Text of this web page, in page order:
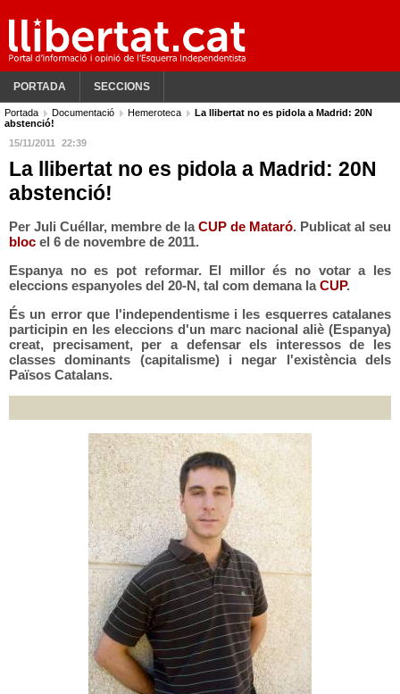
PORTADA SECCIONS
Portada Documentació Hemeroteca
La llibertat no es pidola a Madrid: 20N
abstenció!
15/11/2011
22:39
La llibertat no es pidola a Madrid: 20N
abstenció!
Per Juli Cuéllar, membre de laCUP de Mataró. Publicat al seu
bloc el 6 de novembre de 2011.
Espanya no es pot reformar. El millor és no votar a les
eleccions espanyoles del 20-N, tal com demana laCUP.
És un error que l'independentismei les esquerres catalanes
participin en les eleccions d'un marc nacional aliè (Espanya)
creat, precisament, per a defensar els interessos de les
classes dominants (capitalisme) i negar l'existència dels
Països Catalans.